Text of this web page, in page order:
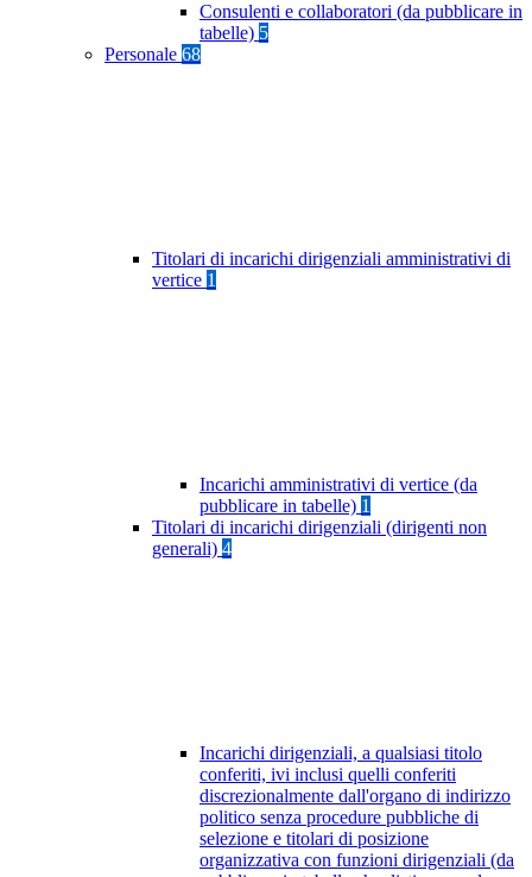
Consulenti e collaboratori (da pubblicare in
tabelle) 5
Personale 68
Titolari di incarichi dirigenziali amministrativi di
vertice 1
Incarichi amministrativi di vertice (da
pubblicare in tabelle) 1
Titolari di incarichi dirigenziali (dirigenti non
generali) 4
Incarichi dirigenziali, a qualsiasi titolo
conferiti, ivi inclusi quelli conferiti
discrezionalmente dall'organo di indirizzo
politico senza procedure pubbliche di
selezione e titolari di posizione
organizzativa con funzioni dirigenziali (da